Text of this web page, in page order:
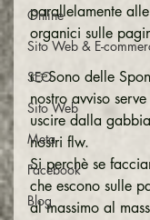
Online
Sito Web & E-
SEO
Sito Web
Meta
Facebook
Blog
parallelamente
organici sulle
👉Sono delle
nostro avviso
uscire dalla
nostri flw.
Si perchè se
che escono sulle
al massimo al